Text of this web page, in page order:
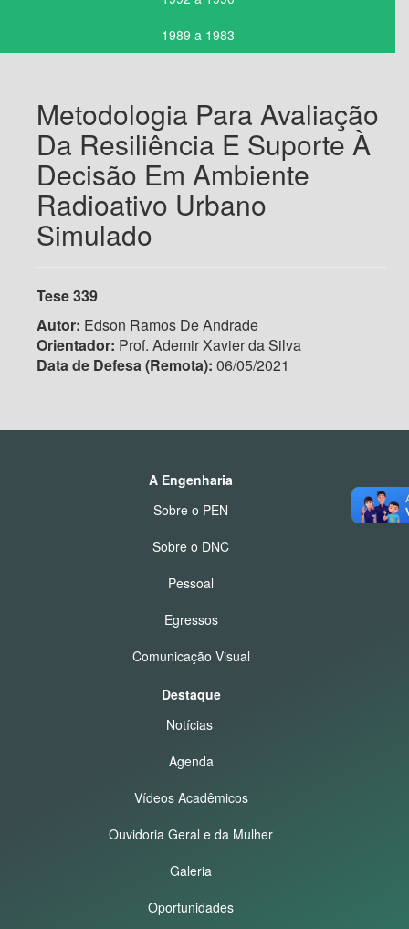
1989 a 1983
Metodologia Para Avaliação
Da Resiliência E Suporte À
Decisão Em Ambiente
Radioativo Urbano
Simulado
Tese 339
Autor: Edson Ramos De Andrade
Orientador: Prof. Ademir Xavier da Silva
Data de Defesa (Remota): 06/05/2021
A Engenharia
Sobre o PEN
Sobre o DNC
Pessoal
Egressos
Comunicação Visual
Destaque
Notícias
Agenda
Vídeos Acadêmicos
Ouvidoria Geral e da Mulher
Galeria
Oportunidades